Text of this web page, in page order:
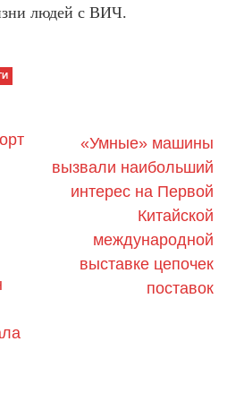
людей с ВИЧ.
«Умные» машины
вызвали наибольший
интерес на Первой
Китайской
международной
выставке цепочек
поставок